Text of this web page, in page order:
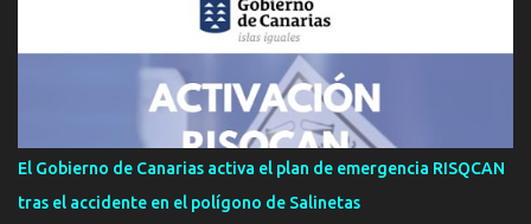
XVI (BRICAN XVI), han comenzado este lunes, 3 de agosto, un
despliegue operativo en la isla de Gran Canaria. Las labores de
vigilancia se llevarán a cabo mediante patrullas tanto a pie como
en vehículos. Según ha informado el Mando de Canarias en un
comunicado oficial, estas maniobras tienen como meta principal
reforzar la vigilancia territorial, ejercer un efecto disuasorio y
garantizar la seguridad en los espacios terrestres bajo soberanía
nacional dentro de la isla. Operaciones Permanentes en tiempo de
El Gobierno de Canarias activa el plan de emergencia RISQCAN
tras el accidente en el polígono de Salinetas